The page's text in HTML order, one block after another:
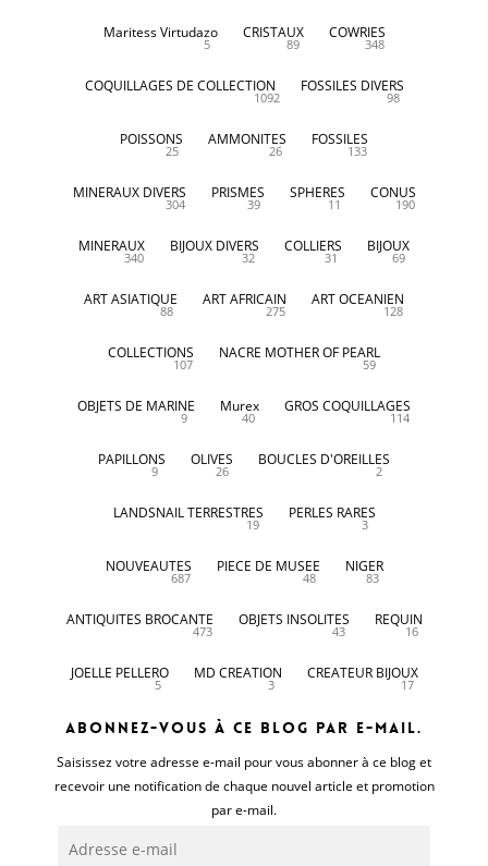
Maritess Virtudazo
5
CRISTAUX
89
COWRIES
348
COQUILLAGES DE COLLECTION
1092
FOSSILES DIVERS
98
POISSONS
25
AMMONITES
26
FOSSILES
133
MINERAUX DIVERS
304
PRISMES
39
SPHERES
11
CONUS
190
MINERAUX
340
BIJOUX DIVERS
32
COLLIERS
31
BIJOUX
69
ART ASIATIQUE
88
ART AFRICAIN
275
ART OCEANIEN
128
COLLECTIONS
107
NACRE MOTHER OF PEARL
59
OBJETS DE MARINE
9
Murex
40
GROS COQUILLAGES
114
PAPILLONS
9
OLIVES
26
BOUCLES D'OREILLES
2
LANDSNAIL TERRESTRES
19
PERLES RARES
3
NOUVEAUTES
687
PIECE DE MUSEE
48
NIGER
83
ANTIQUITES BROCANTE
473
OBJETS INSOLITES
43
REQUIN
16
JOELLE PELLERO
5
MD CREATION
3
CREATEUR BIJOUX
17
Abonnez-vous à ce blog par e-mail.
Saisissez votre adresse e-mail pour vous abonner à ce blog et
recevoir une notification de chaque nouvel article et promotion
par e-mail.
e-